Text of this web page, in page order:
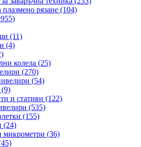
плазмено рязане (104)
(11)
(4)
колела (25)
(270)
(54)
(9)
и стативи (122)
(535)
(155)
(24)
(36)